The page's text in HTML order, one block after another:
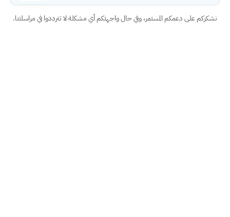
نشكركم على دعمكم المستمر، وفي حال واجهتكم أي مشكلة لا تترددوا في مراسلتنا.